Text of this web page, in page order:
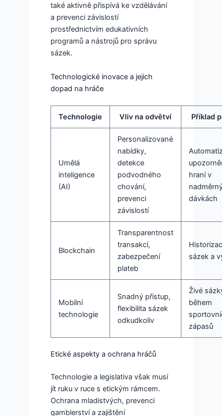
také aktivně přispívá ke vzdělávání
a prevenci závislostí
prostřednictvím edukativních
programů a nástrojů pro správu
sázek.
Technologické inovace a jejich
dopad na hráče
Technologie Vliv na odvětví Příklad
Umělá
inteligence
(AI)
Personalizované
nabídky,
detekce
podvodného
chování,
prevenci
závislostí
hraní v
dávkách
Blockchain
Transparentnost
transakcí,
zabezpečení
plateb
sázek a
Mobilní
technologie
Snadný přístup,
flexibilita sázek
odkudkoliv
Živé
během
zápasů
Etické aspekty a ochrana hráčů
Technologie a legislativa však musí
jít ruku v ruce s etickým rámcem.
Ochrana mladistvých, prevenci
gamblerství a zajištění